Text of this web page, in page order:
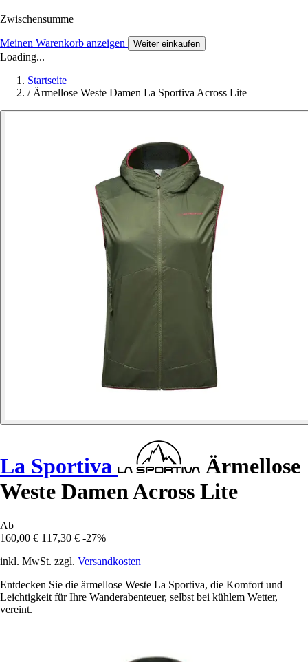
Zwischensumme
Meinen Warenkorb anzeigen Weiter einkaufen
Loading...
Startseite
/ Ärmellose Weste Damen La Sportiva Across Lite
La Sportiva
Ärmellose
Weste Damen Across Lite
Ab
160,00 € 117,30 € -27%
inkl. MwSt. zzgl. Versandkosten
Entdecken Sie die ärmellose Weste La Sportiva, die Komfort und
Leichtigkeit für Ihre Wanderabenteuer, selbst bei kühlem Wetter,
vereint.